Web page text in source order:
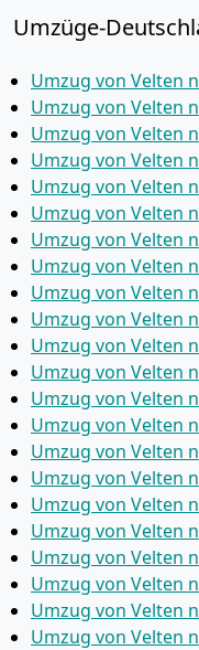
Umzüge-
Umzug von Velten
Umzug von Velten
Umzug von Velten
Umzug von Velten
Umzug von Velten
Umzug von Velten
Umzug von Velten
Umzug von Velten
Umzug von Velten
Umzug von Velten
Umzug von Velten
Umzug von Velten
Umzug von Velten
Umzug von Velten
Umzug von Velten
Umzug von Velten
Umzug von Velten
Umzug von Velten
Umzug von Velten
Umzug von Velten
Umzug von Velten
Umzug von Velten